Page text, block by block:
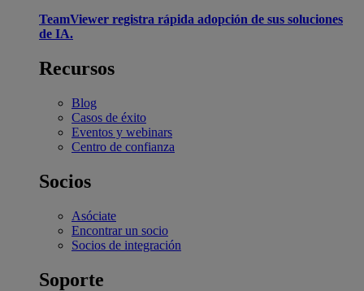
TeamViewer registra rápida adopción de sus soluciones
de IA.
Recursos
Blog
Casos de éxito
Eventos y webinars
Centro de confianza
Socios
Asóciate
Encontrar un socio
Socios de integración
Soporte